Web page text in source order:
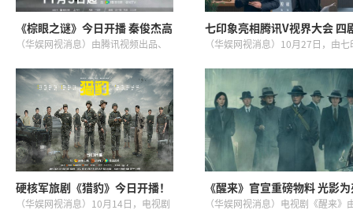
《棕眼之谜》今日开播 秦俊杰高
能上演多视角推理“解谜”真相
（华娱网视消息）由腾讯视频出品、
剧，卫立洲执导，秦俊杰、黄梦莹、
汪铎领衔主演，傅菁主演的爱情悬疑
剧《棕眼之谜》今日（11月5日）1...
七印象亮相腾讯V视界大会 四
连发彰显多元布局
（华娱网视消息）10月27日，由七
《待我醒来时》《疯狂的黑鱼》《
峡观山》四部剧集作品重磅亮相
腾讯视频V视界大会。题材...
硬核军旅剧《猎豹》今日开播！
人民军队淬火成钢 热血青春彰显
（华娱网视消息）10月14日，电视剧
《醒来》官宣重磅物料 光影
照破长夜 “代号觉醒”书写
（华娱网视消息）电视剧《醒来》